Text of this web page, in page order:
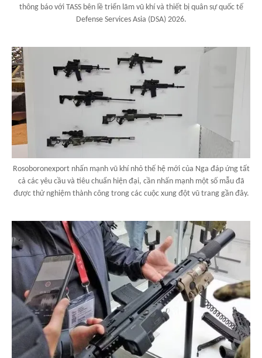
thông báo với TASS bên lề triển lãm vũ khí và thiết bị quân sự quốc tế
Defense Services Asia (DSA) 2026.
Rosoboronexport nhấn mạnh vũ khí nhỏ thế hệ mới của Nga đáp ứng tất
cả các yêu cầu và tiêu chuẩn hiện đại, cần nhấn mạnh một số mẫu đã
được thử nghiệm thành công trong các cuộc xung đột vũ trang gần đây.